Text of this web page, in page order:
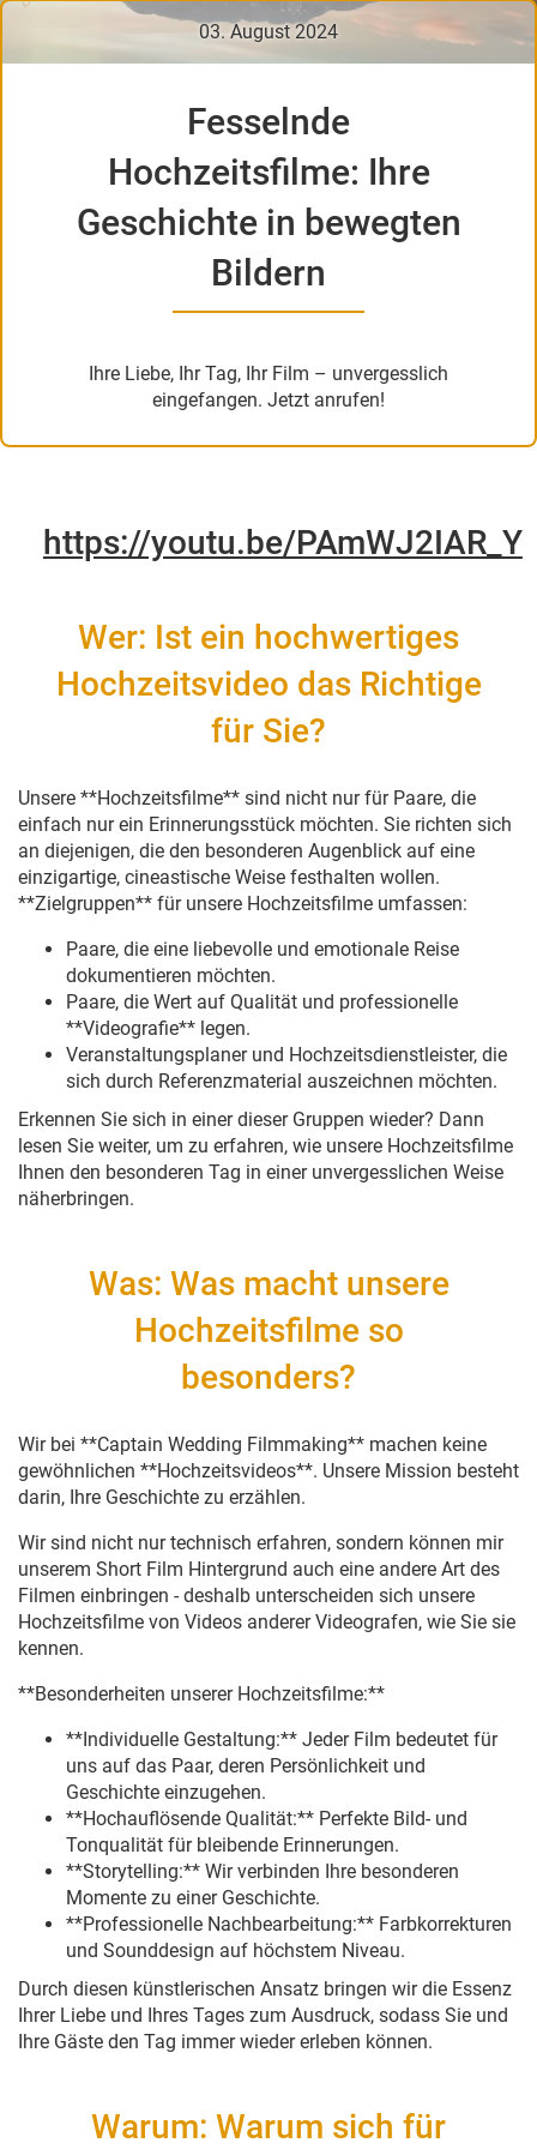
03. August 2024
Fesselnde
Hochzeitsfilme: Ihre
Geschichte in bewegten
Bildern
Ihre Liebe, Ihr Tag, Ihr Film – unvergesslich
eingefangen. Jetzt anrufen!
https://youtu.be/PAmWJ2IAR_Y
Wer: Ist ein hochwertiges
Hochzeitsvideo das Richtige
für Sie?
Unsere **Hochzeitsfilme** sind nicht nur für Paare, die
einfach nur ein Erinnerungsstück möchten. Sie richten sich
an diejenigen, die den besonderen Augenblick auf eine
einzigartige, cineastische Weise festhalten wollen.
**Zielgruppen** für unsere Hochzeitsfilme umfassen:
Paare, die eine liebevolle und emotionale Reise
dokumentieren möchten.
Paare, die Wert auf Qualität und professionelle
**Videografie** legen.
Veranstaltungsplaner und Hochzeitsdienstleister, die
sich durch Referenzmaterial auszeichnen möchten.
Erkennen Sie sich in einer dieser Gruppen wieder? Dann
lesen Sie weiter, um zu erfahren, wie unsere Hochzeitsfilme
Ihnen den besonderen Tag in einer unvergesslichen Weise
näherbringen.
Was: Was macht unsere
Hochzeitsfilme so
besonders?
Wir bei **Captain Wedding Filmmaking** machen keine
gewöhnlichen **Hochzeitsvideos**. Unsere Mission besteht
darin, Ihre Geschichte zu erzählen.
Wir sind nicht nur technisch erfahren, sondern können mir
unserem Short Film Hintergrund auch eine andere Art des
Filmen einbringen - deshalb unterscheiden sich unsere
Hochzeitsfilme von Videos anderer Videografen, wie Sie sie
kennen.
**Besonderheiten unserer Hochzeitsfilme:**
**Individuelle Gestaltung:** Jeder Film bedeutet für
uns auf das Paar, deren Persönlichkeit und
Geschichte einzugehen.
**Hochauflösende Qualität:** Perfekte Bild- und
Tonqualität für bleibende Erinnerungen.
**Storytelling:** Wir verbinden Ihre besonderen
Momente zu einer Geschichte.
**Professionelle Nachbearbeitung:** Farbkorrekturen
und Sounddesign auf höchstem Niveau.
Durch diesen künstlerischen Ansatz bringen wir die Essenz
Ihrer Liebe und Ihres Tages zum Ausdruck, sodass Sie und
Ihre Gäste den Tag immer wieder erleben können.
Warum: Warum sich für